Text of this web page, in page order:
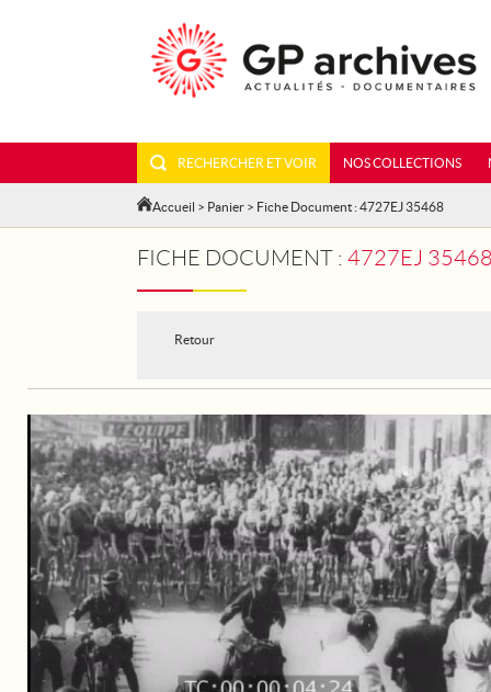
RECHERCHER ET VOIR NOS COLLECTIONS
Accueil > Panier > Fiche Document : 4727EJ 35468
FICHE DOCUMENT : 4727EJ 35468 -
Retour